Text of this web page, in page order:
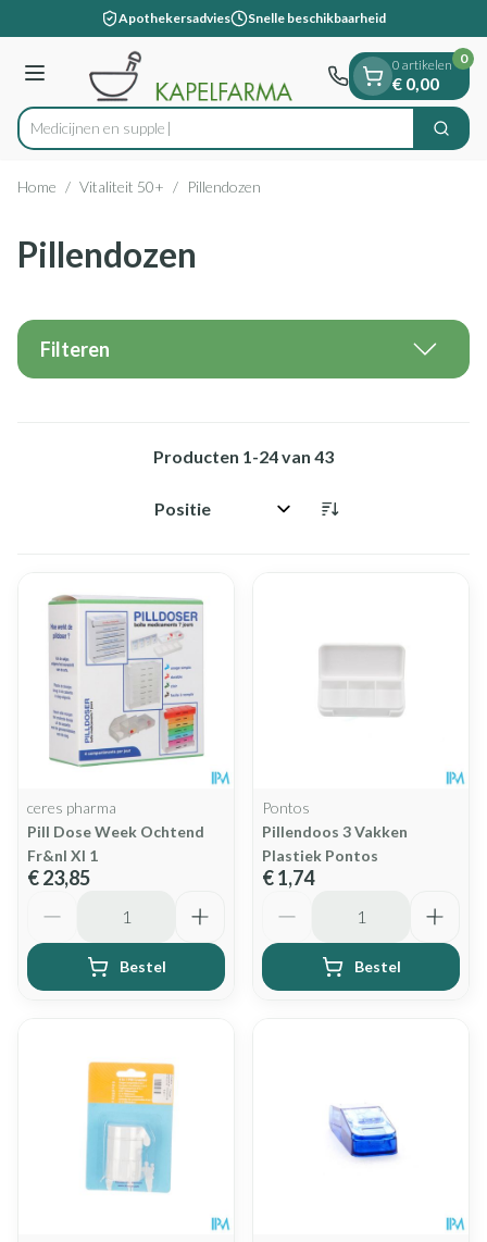
Ga naar de inhoudApothekersadvies Snelle beschikbaarheid
Menu
Product, merk, categorie... Zoek
0 artikelen
€ 0,00
0
Home / Vitaliteit 50+ / Pillendozen
Pillendozen
Filteren
Producten 1-24van 43
Sorteer op:
ceres pharma
Pill Dose Week Ochtend
Fr&nl Xl 1
€ 23,85
Bestel
Pontos
Pillendoos 3 Vakken
Plastiek Pontos
€ 1,74
Bestel